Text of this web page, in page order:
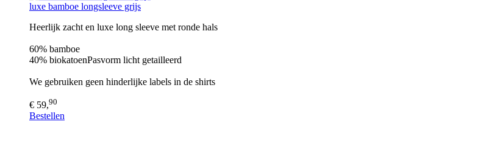
luxe bamboe longsleeve grijs
Heerlijk zacht en luxe long sleeve met ronde hals
60% bamboe
40% biokatoenPasvorm licht getailleerd
We gebruiken geen hinderlijke labels in de shirts
€ 59,90
Bestellen